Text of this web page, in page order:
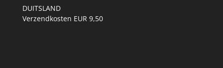
DUITSLAND
Verzendkosten EUR 9,50